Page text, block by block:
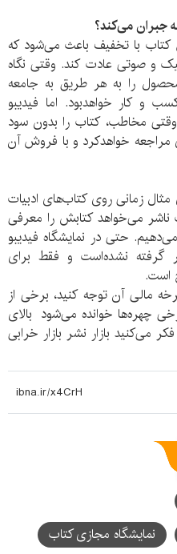
جبران می‌کند؟
کتاب با تخفیف باعث می‌شود که
و صوتی عادت کند. وقتی نگاه
را به هر طریق به جامعه
و کار خواهدبود. اما فیدیبو
وقتی مخاطب، کتاب را بدون سود
خواهدکرد و با فروش آن
زمانی روی کتاب‌های ادبیات
می‌خواهد کتابش را معرفی
حتی در نمایشگاه فیدیبو
گرفته نشده‌است و فقط برای
مالی آن توجه کنید، برخی از
چهره‌ها خوانده می‌شود بالای
می‌کنید بازار نشر بازار خرابی
نمایشگاه مجازی کتاب